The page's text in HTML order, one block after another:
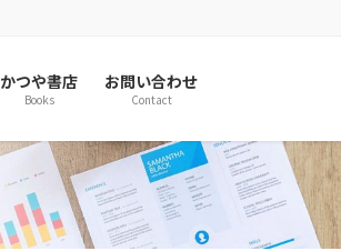
かつや書店
Books
お問い合わせ
Contact